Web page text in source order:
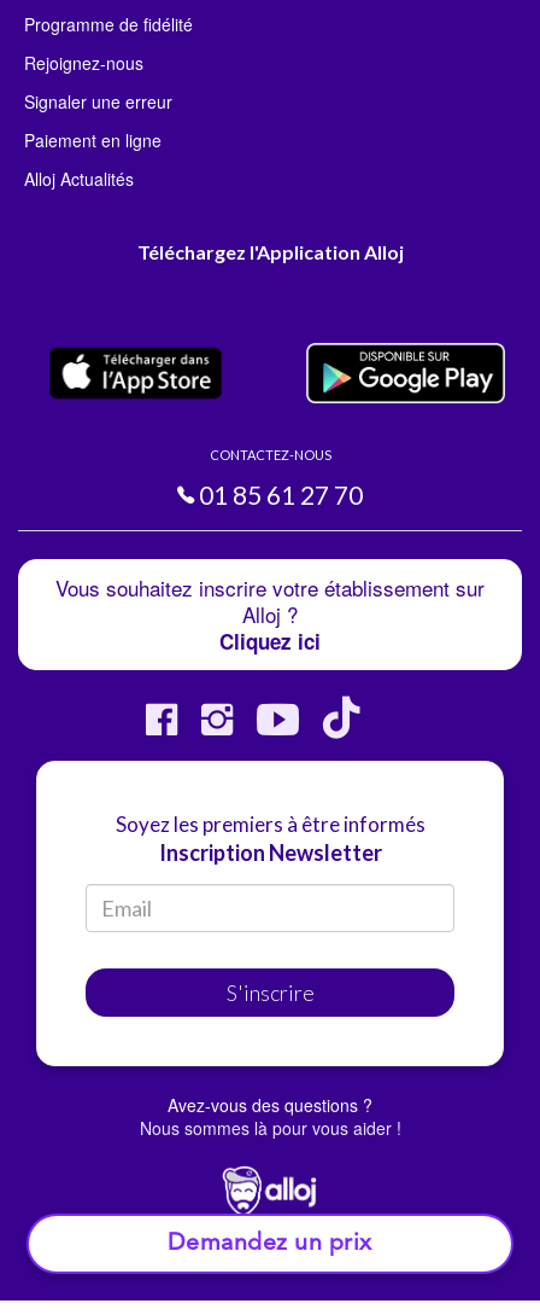
Demandez un prix
Programme de fidélité
Rejoignez-nous
Signaler une erreur
Paiement en ligne
Alloj Actualités
Téléchargez l'Application Alloj
CONTACTEZ-NOUS
01 85 61 27 70
Vous souhaitez inscrire votre établissement sur
Alloj ?
Cliquez ici
Soyez les premiers à être informés
Inscription Newsletter
S'inscrire
Avez-vous des questions ?
Nous sommes là pour vous aider !
© Alloj.2022 Tous droits réservés